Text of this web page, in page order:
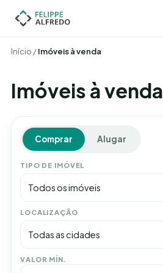
Início /Imóveis à venda
Imóveis à venda
Comprar Alugar
TIPO DE IMÓVEL
Todos os imóveis
LOCALIZAÇÃO
Todas as cidades
VALOR MÍN.